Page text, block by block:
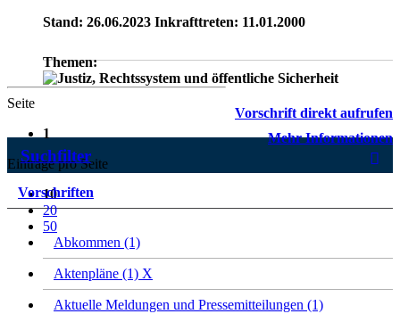
Stand: 26.06.2023 Inkrafttreten: 11.01.2000
Themen:
Vorschrift direkt aufrufen
Mehr Informationen
Seite
1
Einträge pro Seite
10
20
50
Suchfilter
Vorschriften
Abkommen (1)
Aktenpläne (1) X
Aktuelle Meldungen und Pressemitteilungen (1)